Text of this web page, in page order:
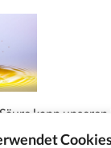
kann unseren
Lebensmittel mit